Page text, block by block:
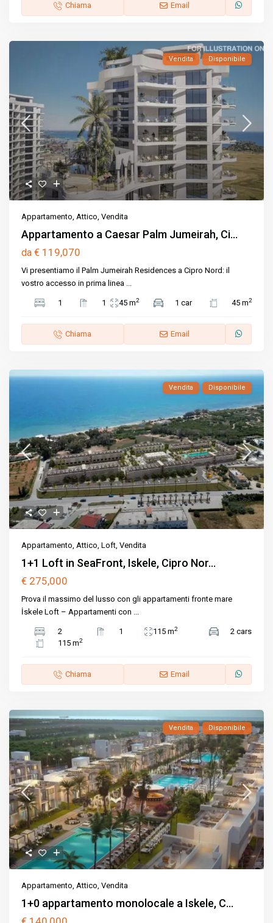
Chiama Email
Vendita Disponibile
Appartamento,Attico,Vendita
Appartamento a Caesar Palm Jumeirah, Ci...
da € 119,070
Vi presentiamo il Palm Jumeirah Residences a Cipro Nord: il
vostro accesso in prima linea ...
1 1 45 m2 1 car 45 m2
Chiama Email
Vendita Disponibile
Appartamento,Attico,Loft,Vendita
1+1 Loft in SeaFront, Iskele, Cipro Nor...
€ 275,000
Prova il massimo del lusso con gli appartamenti fronte mare
İskele Loft – Appartamenti con ...
2 1 115 m2
2 cars
115 m2
Chiama Email
Vendita Disponibile
Appartamento,Attico,Vendita
1+0 appartamento monolocale a Iskele, C...